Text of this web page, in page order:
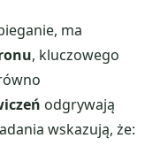
ma
, kluczowego
odgrywają
wskazują, że: